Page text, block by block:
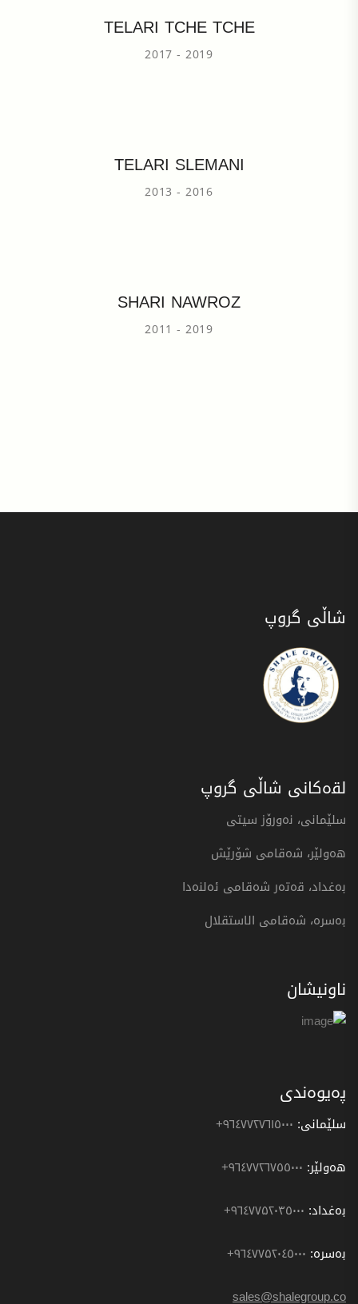
TELARI TCHE TCHE
2017 - 2019
TELARI SLEMANI
2013 - 2016
SHARI NAWROZ
2011 - 2019
شاڵی گروپ
لقەکانی شاڵی گروپ
سلێمانی، نەورۆز سیتی
هەولێر، شەقامی شۆرێش
بەغداد، قەتەر شەقامی ئەلنەدا
بەسرە، شەقامی الاستقلال
ناونیشان
پەیوەندی
سلێمانی: ٩٦٤٧٧٢٧٦١٥٠٠٠+
هەولێر: ٩٦٤٧٧٢٦٧٥٥٠٠٠+
بەغداد: ٩٦٤۷۷۵۲۰۳٥٠٠٠+
بەسرە: ٩٦٤۷۷۵۲۰٤٥٠٠٠+
sales@shalegroup.co